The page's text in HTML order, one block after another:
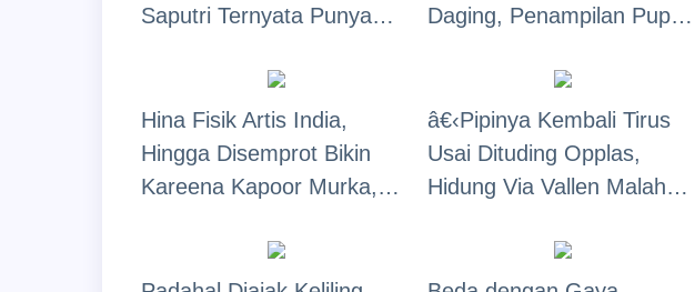
Saputri Ternyata Punya
Wajah Mirip Jadi Sorotan
Daging, Penampilan Puput
Hina Fisik Artis India,
Hingga Disemprot Bikin
Kareena Kapoor Murka,
â€‹Pipinya Kembali Tirus
Usai Dituding Opplas,
Hidung Via Vallen Malah
"Mau Via yang Dulu!"